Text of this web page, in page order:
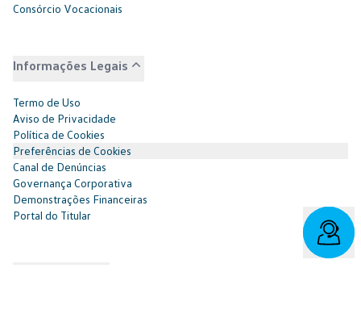
Consórcio Vocacionais
Informações Legais
Termo de Uso
Aviso de Privacidade
Política de Cookies
Preferências de Cookies
Canal de Denúncias
Governança Corporativa
Demonstrações Financeiras
Portal do Titular